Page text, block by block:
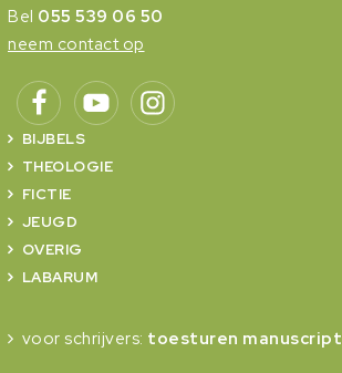
Bel 055 539 06 50
neem contact op
BIJBELS
THEOLOGIE
FICTIE
JEUGD
OVERIG
LABARUM
voor schrijvers: toesturen manuscript